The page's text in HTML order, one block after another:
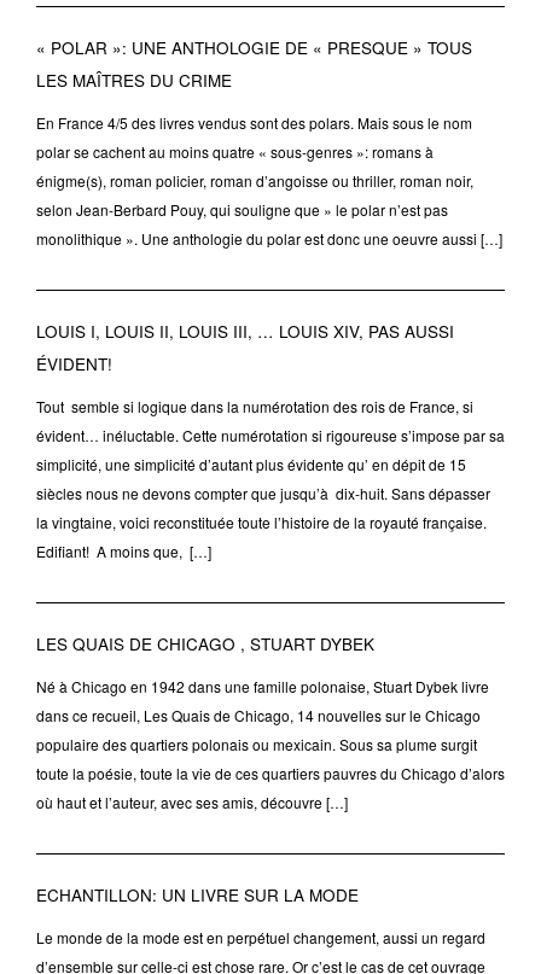
« POLAR »: UNE ANTHOLOGIE DE « PRESQUE » TOUS
LES MAÎTRES DU CRIME
En France 4/5 des livres vendus sont des polars. Mais sous le nom
polar se cachent au moins quatre « sous-genres »: romans à
énigme(s), roman policier, roman d’angoisse ou thriller, roman noir,
selon Jean-Berbard Pouy, qui souligne que » le polar n’est pas
monolithique ». Une anthologie du polar est donc une oeuvre aussi […]
LOUIS I, LOUIS II, LOUIS III, … LOUIS XIV, PAS AUSSI
ÉVIDENT!
Tout semble si logique dans la numérotation des rois de France, si
évident… inéluctable. Cette numérotation si rigoureuse s’impose par sa
simplicité, une simplicité d’autant plus évidente qu’ en dépit de 15
siècles nous ne devons compter que jusqu’à dix-huit. Sans dépasser
la vingtaine, voici reconstituée toute l’histoire de la royauté française.
Edifiant! A moins que, […]
LES QUAIS DE CHICAGO , STUART DYBEK
Né à Chicago en 1942 dans une famille polonaise, Stuart Dybek livre
dans ce recueil, Les Quais de Chicago, 14 nouvelles sur le Chicago
populaire des quartiers polonais ou mexicain. Sous sa plume surgit
toute la poésie, toute la vie de ces quartiers pauvres du Chicago d’alors
où haut et l’auteur, avec ses amis, découvre […]
ECHANTILLON: UN LIVRE SUR LA MODE
Le monde de la mode est en perpétuel changement, aussi un regard
d’ensemble sur celle-ci est chose rare. Or c’est le cas de cet ouvrage